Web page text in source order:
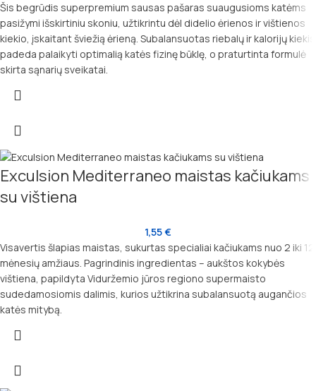
Šis begrūdis superpremium sausas pašaras suaugusioms katėms
pasižymi išskirtiniu skoniu, užtikrintu dėl didelio ėrienos ir vištienos
kiekio, įskaitant šviežią ėrieną. Subalansuotas riebalų ir kalorijų kiekis
padeda palaikyti optimalią katės fizinę būklę, o praturtinta formulė
skirta sąnarių sveikatai.
Exculsion Mediterraneo maistas kačiukams
su vištiena
1,55€
Visavertis šlapias maistas, sukurtas specialiai kačiukams nuo 2 iki 12
mėnesių amžiaus. Pagrindinis ingredientas – aukštos kokybės
vištiena, papildyta Viduržemio jūros regiono supermaisto
sudedamosiomis dalimis, kurios užtikrina subalansuotą augančios
katės mitybą.